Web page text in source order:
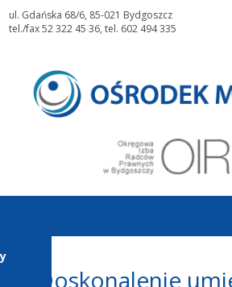
ul. Gdańska 68/6, 85-021 Bydgoszcz
tel./fax 52 322 45 36, tel. 602 494 335
Doskonalenie